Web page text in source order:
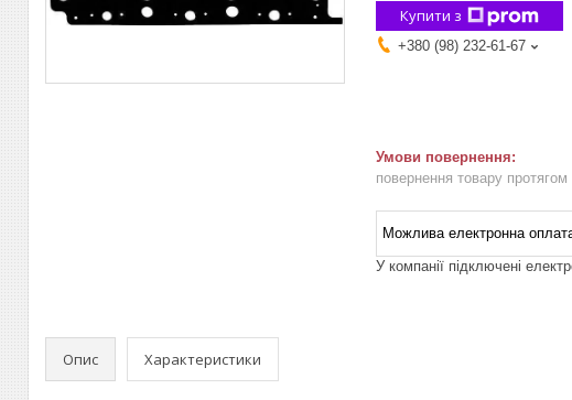
Купити з
+380 (98) 232-61-67
повернення товару протягом
У компанії підключені
Опис Характеристики